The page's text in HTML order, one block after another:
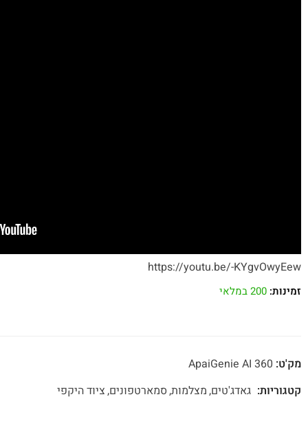
https://youtu.be/-KYgvOwyEew
זמינות: 200 במלאי
מק'ט: ApaiGenie AI 360
קטגוריות: גאדג'טים מצלמות סמארטפונים ציוד היקפי